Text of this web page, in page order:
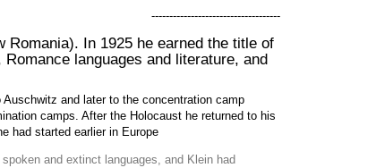
------------------------------------
In 1925 he earned the title of
languages and literature, and
and later to the concentration camp
camps. After the Holocaust he returned to his
had started earlier in Europe.
and extinct languages, and Klein had